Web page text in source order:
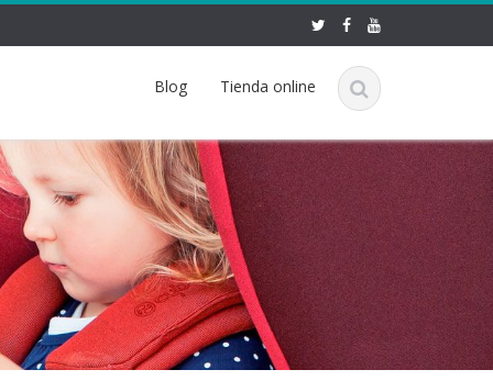
Blog Tienda online